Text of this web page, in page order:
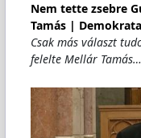
Nem tette zsebre
Tamás | Demokrata
Csak más választ
felelte Mellár Tamás…